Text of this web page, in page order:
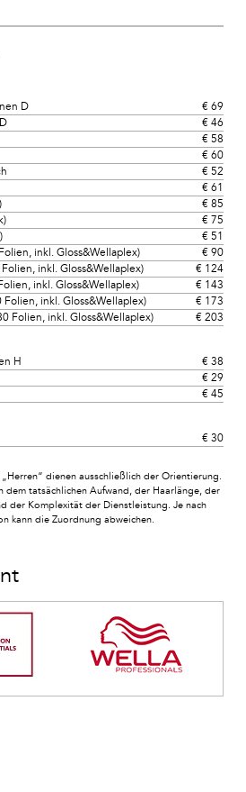
D
€ 69
€ 46
€ 58
€ 60
€ 52
€ 61
€ 85
€ 75
€ 51
inkl. Gloss&Wellaplex)
€ 90
inkl. Gloss&Wellaplex)
€ 124
inkl. Gloss&Wellaplex)
€ 143
Folien, inkl. Gloss&Wellaplex)
€ 173
Folien, inkl. Gloss&Wellaplex)
€ 203
H
€ 38
€ 29
€ 45
€ 30
dienen ausschließlich der Orientierung.
dem tatsächlichen Aufwand, der Haarlänge, der
der Komplexität der Dienstleistung. Je nach
kann die Zuordnung abweichen.